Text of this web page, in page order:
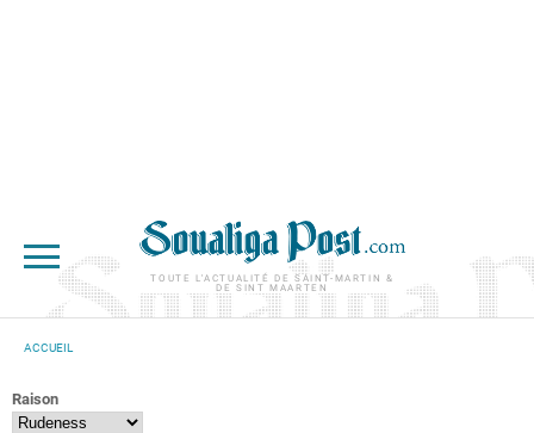
TOUTE L'ACTUALITÉ DE SAINT-MARTIN &
DE SINT MAARTEN
ACCUEIL
Raison